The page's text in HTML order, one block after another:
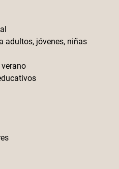
adultos, jóvenes, niñas